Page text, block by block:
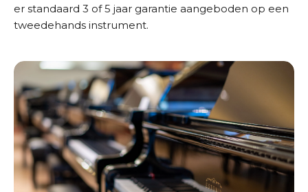
er standaard 3 of 5 jaar garantie aangeboden op een
tweedehands instrument.